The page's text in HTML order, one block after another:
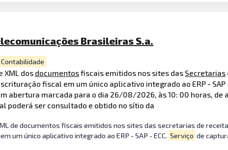
Brasileiras S.a.
Contabilidade
XML dos documentosfiscais emitidos nos sites das Secretarias
fiscal em um único aplicativo integrado ao ERP -
abertura marcada para o dia 26/08/2026, às 10: 00 horas, de
poderá ser consultado e obtido no sítio da
de documentos fiscais emitidos nos sites das secretarias de
um único aplicativo integrado ao ERP - SAP - ECC. Serviço de